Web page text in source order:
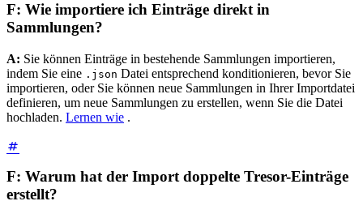
F: Wie importiere ich Einträge direkt in
Sammlungen?
A: Sie können Einträge in bestehende Sammlungen importieren,
indem Sie eine .json Datei entsprechend konditionieren, bevor Sie
importieren, oder Sie können neue Sammlungen in Ihrer Importdatei
definieren, um neue Sammlungen zu erstellen, wenn Sie die Datei
hochladen. Lernen wie .
F: Warum hat der Import doppelte Tresor-Einträge
erstellt?